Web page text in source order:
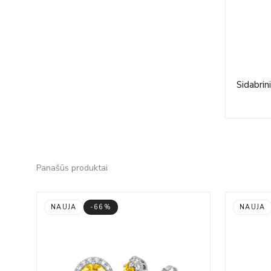
Panašūs produktai
NAUJA -66% NAUJA